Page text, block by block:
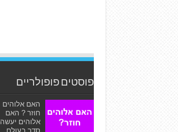
פוסטים פופולריים
האם אלוהים
חוזר ? האם
אלוהים יעשה